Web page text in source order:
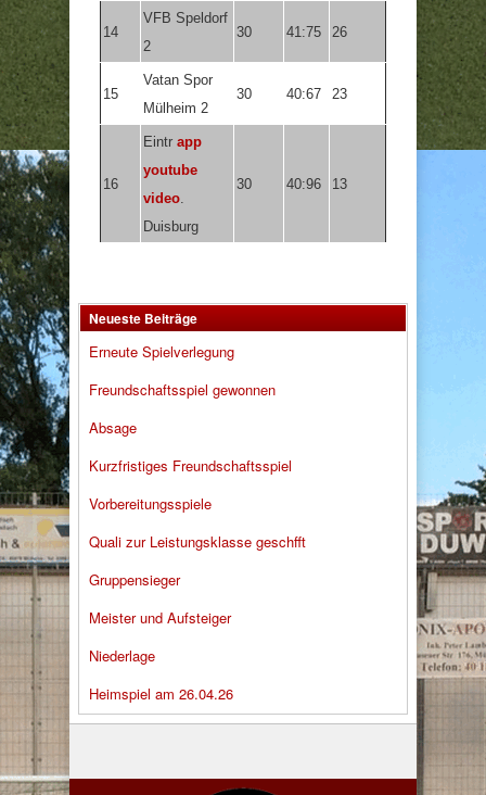
14
VFB Speldorf
2
30 41:75 26
15
Vatan Spor
Mülheim 2
30 40:67 23
16
Eintr app
youtube
video
Duisburg
30 40:96 13
Neueste Beiträge
Erneute Spielverlegung
Freundschaftsspiel gewonnen
Absage
Kurzfristiges Freundschaftsspiel
Vorbereitungsspiele
Quali zur Leistungsklasse geschfft
Gruppensieger
Meister und Aufsteiger
Niederlage
Heimspiel am 26.04.26